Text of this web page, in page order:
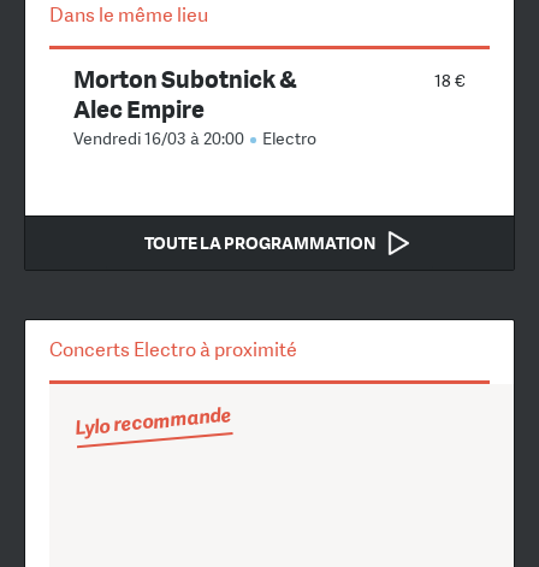
Dans le même lieu
18 €
Morton Subotnick &
Alec Empire
Vendredi 16/03 à 20:00 Electro
TOUTE LA PROGRAMMATION
Concerts Electro à proximité
Lylo recommande